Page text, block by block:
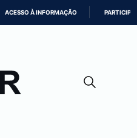
CONTEÚDO
ACESSO À INFORMAÇÃO PARTICIPE